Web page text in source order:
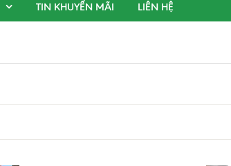
TIN KHUYẾN MÃI LIÊN HỆ